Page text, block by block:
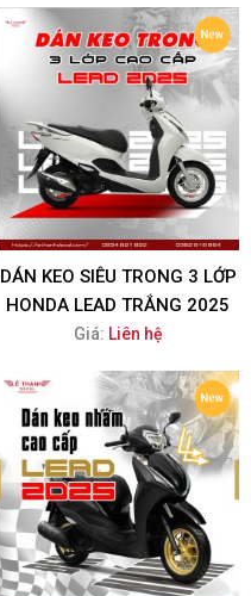
DÁN KEO SIÊU TRONG 3 LỚP
HONDA LEAD TRẮNG 2025
Giá: Liên hệ